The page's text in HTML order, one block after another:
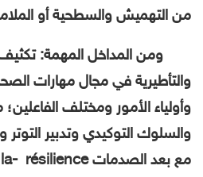
من التهميش والسطحية أو
ومن المداخل المهمة: تكثيف
والتأطيرية في مجال مهارات
وأولياء الأمور ومختلف
والسلوك التوكيدي وتدبير